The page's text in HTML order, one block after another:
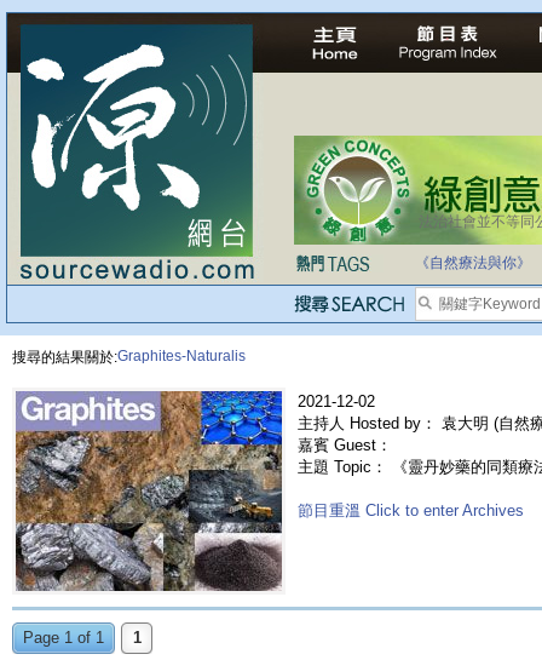
法治社會並不等同
自家教育合法化-
《自然療法與你》
搜尋的結果關於:Graphites-Naturalis
2021-12-02
主持人 Hosted by： 袁大明 (自然
嘉賓 Guest：
主題 Topic： 《靈丹妙藥的同類療
節目重溫 Click to enter Archives
Page 1 of 1 1